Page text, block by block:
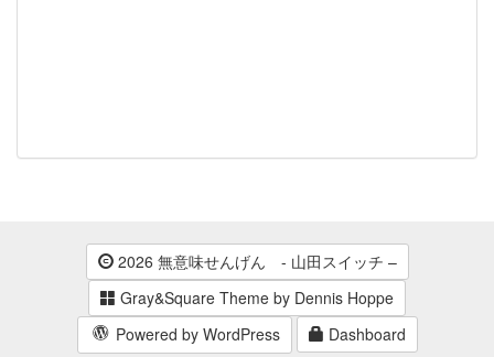
2026 無意味せんげん - 山田スイッチ –
Gray&Square Theme by Dennis Hoppe
Powered by WordPress
Dashboard